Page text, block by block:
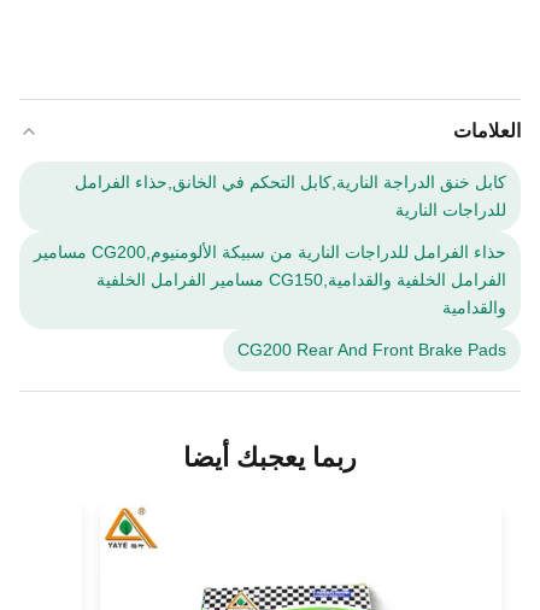
العلامات
كابل خنق الدراجة النارية,كابل التحكم في الخانق,حذاء الفرامل
للدراجات النارية
حذاء الفرامل للدراجات النارية من سبيكة الألومنيوم,CG200 مسامير
الفرامل الخلفية والقدامية,CG150 مسامير الفرامل الخلفية
والقدامية
CG200 Rear And Front Brake Pads
ربما يعجبك أيضا